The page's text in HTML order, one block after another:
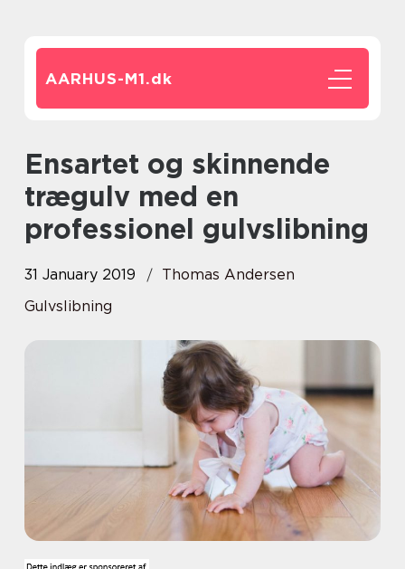
AARHUS-M1.dk
Ensartet og skinnende
trægulv med en
professionel gulvslibning
31 January 2019
Thomas Andersen
Gulvslibning